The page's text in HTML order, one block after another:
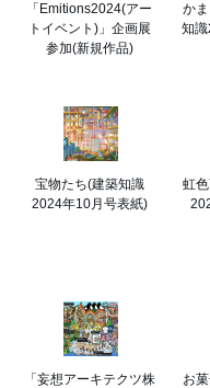
「Emitions2024(アー
トイベント)」企画展
参加(新規作品)
か
知
宝物たち(建築知識
2024年10月号表紙)
虹
「妄想アーキテクツ株
お